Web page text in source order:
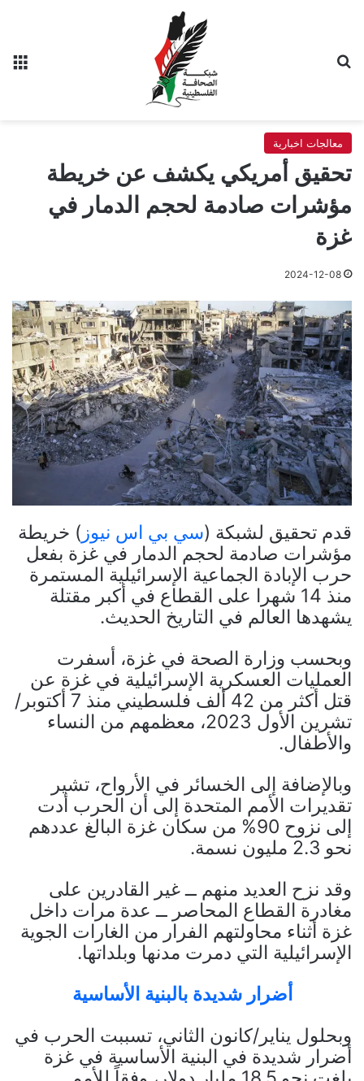
معالجات اخبارية
تحقيق أمريكي يكشف عن خريطة
مؤشرات صادمة لحجم الدمار في
غزة
2024-12-08
قدم تحقيق لشبكة (سي بي اس نيوز ) خريطة
مؤشرات صادمة لحجم الدمار في غزة بفعل
حرب الإبادة الجماعية الإسرائيلية المستمرة
منذ 14 شهرا على القطاع في أكبر مقتلة
يشهدها العالم في التاريخ الحديث.
وبحسب وزارة الصحة في غزة، أسفرت
العمليات العسكرية الإسرائيلية في غزة عن
قتل أكثر من 42 ألف فلسطيني منذ 7 أكتوبر/
تشرين الأول 2023، معظمهم من النساء
والأطفال.
وبالإضافة إلى الخسائر في الأرواح، تشير
تقديرات الأمم المتحدة إلى أن الحرب أدت
إلى نزوح 90% من سكان غزة البالغ عددهم
نحو 2.3 مليون نسمة.
وقد نزح العديد منهم ــ غير القادرين على
مغادرة القطاع المحاصر ــ عدة مرات داخل
غزة أثناء محاولتهم الفرار من الغارات الجوية
الإسرائيلية التي دمرت مدنها وبلداتها.
أضرار شديدة بالبنية الأساسية
وبحلول يناير/كانون الثاني، تسببت الحرب في
أضرار شديدة في البنية الأساسية في غزة